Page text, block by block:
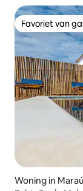
Favoriet van
Favoriet van
Woning in Maraú